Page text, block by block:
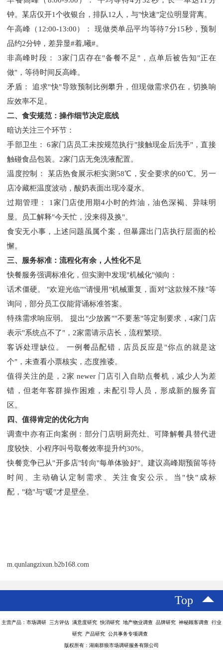
钟。某店仅开1个收银台，排队12人，与"快速"定位明显背离。
午高峰（ 12:00-13:00）： 现做类单品平均等待7分15秒，预制
品约2分钟，差异显#着,曦#。
非高峰时段：
3家门店存在"备餐不足"，点单后被告知"正在
做"，等待时间反高峰。
矛盾：
追求"快"导致预制比例攀升，但现做需求仍在，切换响
应效率不足。
二、食安规范：操作细节决定底线
暗访关注三个环节：
手部卫生：
6家门店员工未按规范执行"接触现金后洗手"，直接
触碰食品包装。2家门店无免洗液配置。
温度控制：
某店热食展示柜实测 58℃，安全要求的60℃。另一
店冷藏柜温度波动，酸奶表面出现冷凝水。
过期管理：
1家门店使用期4小时的炸油，油色深褐、异味明
显。员工解释"今天忙，没来得及换"。
食安无小事，上述问题虽属个案，但暴露出门店执行层面的松
懈。
三、服务标准：流程化有余，人性化不足
快餐服务强调标准化，但实测中发现"机械化"倾向：
话术僵硬。
"欢迎光临""请慢用"机械重复，面对"这款辣不辣"等
询问，部分员工仅能背诵标准答案。
特殊需求响应弱。
提出 "少放酱""不要葱"等定制要求，4家门店
表示"系统点不了"，2家需请示店长，流程繁琐。
客诉处理缺位。
一例餐品配错，店员反应是 "你点的就是这
个"，未查看小票核实，态度推诿。
值得关注的是，2家 newer 门店引入自助点餐机，减少人为差
错，但老年客群操作困难，未配引导人员，形成新的服务盲
区。
四、值得肯定的优化方向
调查中亦有正向案例：部分门店明厨亮灶、可降解餐具替代进
度较快、小程序叫号取餐效率提升约30%。
快餐竞争已从"开多店"转向"每单体验好"。建议高峰期预留等待
时间、主动确认定制需求、关注食安公示。当"快"成标
配，"稳"与"暖"才是壁垒。
m.qunlangzixun.b2b168.com
Top
主营产品：市场调研 三方评估 满意度研究 快消研究 地产物业调查 品牌研究 神秘顾客调查 行业
研究 产品研究 公共事务专项调查
版权所有：湖南群狼市场调研服务有限公司